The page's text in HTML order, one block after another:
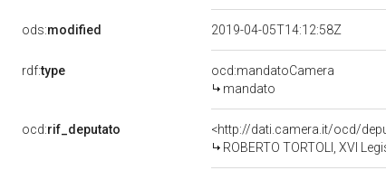
ods:modified 2019-04-05T14:12:58Z
rdf:type
ocd:mandatoCamera
mandato
ocd:rif_deputato
<http://dati.camera.it/ocd/
ROBERTO TORTOLI, XVI